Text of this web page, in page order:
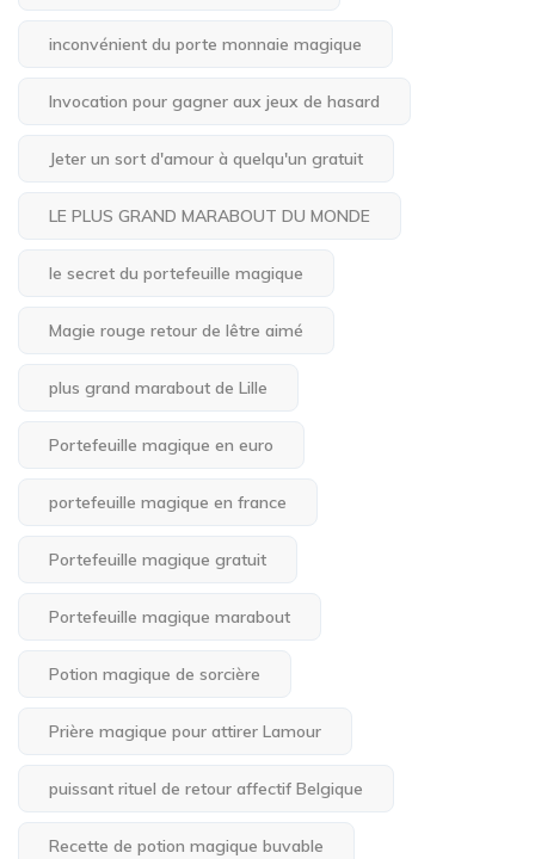
inconvénient du porte monnaie magique
Invocation pour gagner aux jeux de hasard
Jeter un sort d'amour à quelqu'un gratuit
LE PLUS GRAND MARABOUT DU MONDE
le secret du portefeuille magique
Magie rouge retour de lêtre aimé
plus grand marabout de Lille
Portefeuille magique en euro
portefeuille magique en france
Portefeuille magique gratuit
Portefeuille magique marabout
Potion magique de sorcière
Prière magique pour attirer Lamour
puissant rituel de retour affectif Belgique
Recette de potion magique buvable